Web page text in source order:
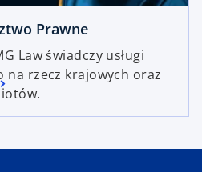
Prawne
Law świadczy usługi
na rzecz krajowych oraz